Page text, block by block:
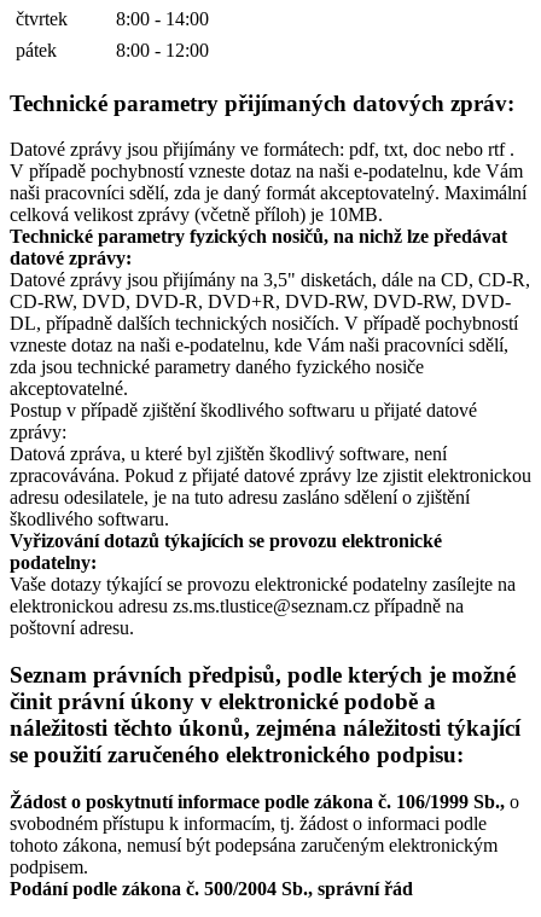
čtvrtek
8:00 - 14:00
pátek
8:00 - 12:00
Technické parametry přijímaných datových zpráv:
Datové zprávy jsou přijímány ve formátech: pdf, txt, doc nebo rtf .
V případě pochybností vzneste dotaz na naši e-podatelnu, kde Vám
naši pracovníci sdělí, zda je daný formát akceptovatelný. Maximální
celková velikost zprávy (včetně příloh) je 10MB.
Technické parametry fyzických nosičů, na nichž lze předávat
datové zprávy:
Datové zprávy jsou přijímány na 3,5" disketách, dále na CD, CD-R,
CD-RW, DVD, DVD-R, DVD+R, DVD-RW, DVD-RW, DVD-
DL, případně dalších technických nosičích. V případě pochybností
vzneste dotaz na naši e-podatelnu, kde Vám naši pracovníci sdělí,
zda jsou technické parametry daného fyzického nosiče
akceptovatelné.
Postup v případě zjištění škodlivého softwaru u přijaté datové
zprávy:
Datová zpráva, u které byl zjištěn škodlivý software, není
zpracovávána. Pokud z přijaté datové zprávy lze zjistit elektronickou
adresu odesilatele, je na tuto adresu zasláno sdělení o zjištění
škodlivého softwaru.
Vyřizování dotazů týkajících se provozu elektronické
podatelny:
Vaše dotazy týkající se provozu elektronické podatelny zasílejte na
elektronickou adresu zs.ms.tlustice@seznam.cz případně na
poštovní adresu.
Seznam právních předpisů, podle kterých je možné
činit právní úkony v elektronické podobě a
náležitosti těchto úkonů, zejména náležitosti týkající
se použití zaručeného elektronického podpisu:
Žádost o poskytnutí informace podle zákona č. 106/1999 Sb., o
svobodném přístupu k informacím, tj. žádost o informaci podle
tohoto zákona, nemusí být podepsána zaručeným elektronickým
podpisem.
Podání podle zákona č. 500/2004 Sb., správní řád